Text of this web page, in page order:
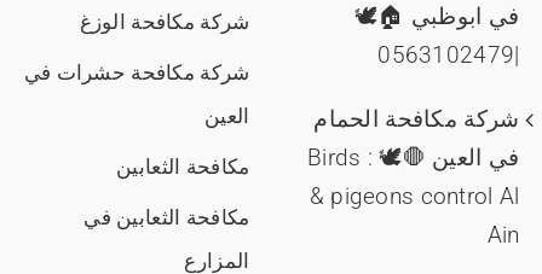
في ابوظبي 🏠🕊️
|0563102479
شركة مكافحة الحمام
في العين 🛑🕊️ : Birds
& pigeons control Al
Ain
شركة مكافحة الوزغ
شركة مكافحة حشرات في
العين
مكافحة الثعابين
مكافحة الثعابين في
المزارع